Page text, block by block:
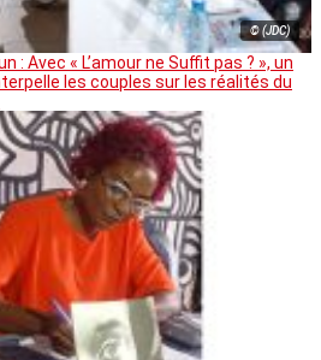
© (JDC)
: Avec « L’amour ne Suffit pas ? », un
les couples sur les réalités du